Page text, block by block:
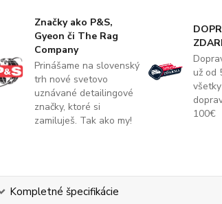
Značky ako P&S,
Gyeon či The Rag
Company
Prinášame na slovenský
trh nové svetovo
uznávané detailingové
značky, ktoré si
zamiluješ. Tak ako my!
už od
100€
Kompletné špecifikácie